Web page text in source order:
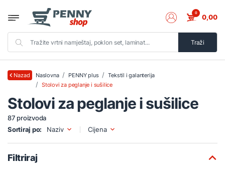
Traži
0 0,00
Nazad Naslovna PENNY plus
Tekstil i galanterija
Stolovi za peglanje i sušilice
Stolovi za peglanje i sušilice
87 proizvoda
Sortiraj po:
Naziv Cijena
Filtriraj